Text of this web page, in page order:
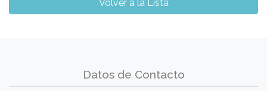
Volver a la Lista
Datos de Contacto